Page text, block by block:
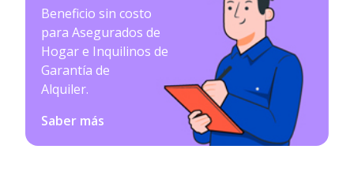
Beneficio sin costo
para Asegurados de
Hogar e Inquilinos de
Garantía de
Alquiler.
Saber más